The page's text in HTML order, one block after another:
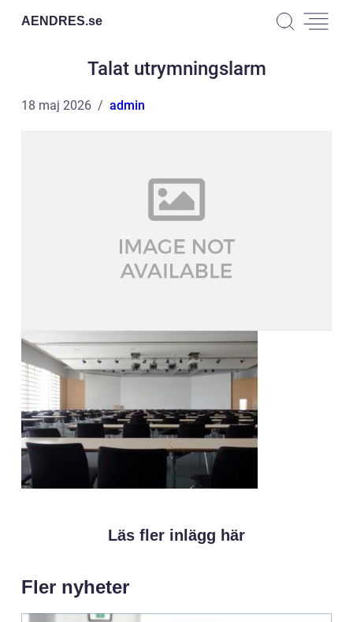
AENDRES.se
Talat utrymningslarm
18 maj 2026 admin
Läs fler inlägg här
Fler nyheter